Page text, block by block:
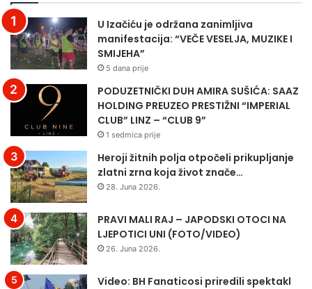
FELIĆ
(FOTO)
U Izačiću je održana zanimljiva
manifestacija: “VEČE VESELJA, MUZIKE I
SMIJEHA”
5 dana prije
PODUZETNIČKI DUH AMIRA SUŠIĆA: SAAZ
HOLDING PREUZEO PRESTIŽNI “IMPERIAL
CLUB” LINZ – “CLUB 9”
1 sedmica prije
Heroji žitnih polja otpočeli prikupljanje
zlatni zrna koja život znače…
28. Juna 2026.
PRAVI MALI RAJ – JAPODSKI OTOCI NA
LJEPOTICI UNI (FOTO/VIDEO)
26. Juna 2026.
Video: BH Fanaticosi priredili spektakl